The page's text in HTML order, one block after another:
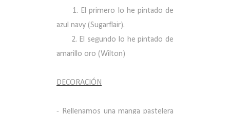
1. El primero lo he pintado de
azul navy (Sugarflair).
2. El segundo lo he pintado de
amarillo oro (Wilton)
DECORACIÓN
- Rellenamos una manga pastelera